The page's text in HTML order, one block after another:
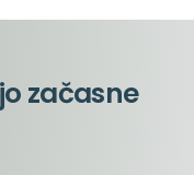
začasne